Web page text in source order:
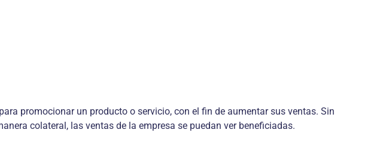
promocionar un producto o servicio, con el fin de aumentar sus ventas. Sin
colateral, las ventas de la empresa se puedan ver beneficiadas.